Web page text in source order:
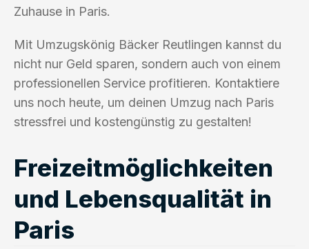
Zuhause in Paris.
Mit Umzugskönig Bäcker Reutlingen kannst du
nicht nur Geld sparen, sondern auch von einem
professionellen Service profitieren. Kontaktiere
uns noch heute, um deinen Umzug nach Paris
stressfrei und kostengünstig zu gestalten!
Freizeitmöglichkeiten
und Lebensqualität in
Paris